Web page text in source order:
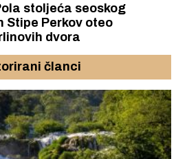
stoljeća seoskog
dvora
članci